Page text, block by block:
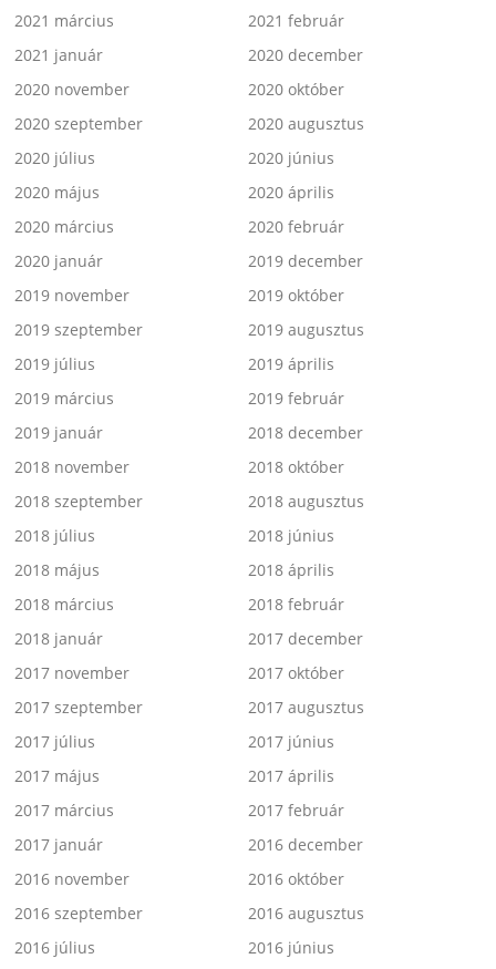
2021 március
2021 február
2021 január
2020 december
2020 november
2020 október
2020 szeptember
2020 augusztus
2020 július
2020 június
2020 május
2020 április
2020 március
2020 február
2020 január
2019 december
2019 november
2019 október
2019 szeptember
2019 augusztus
2019 július
2019 április
2019 március
2019 február
2019 január
2018 december
2018 november
2018 október
2018 szeptember
2018 augusztus
2018 július
2018 június
2018 május
2018 április
2018 március
2018 február
2018 január
2017 december
2017 november
2017 október
2017 szeptember
2017 augusztus
2017 július
2017 június
2017 május
2017 április
2017 március
2017 február
2017 január
2016 december
2016 november
2016 október
2016 szeptember
2016 augusztus
2016 július
2016 június